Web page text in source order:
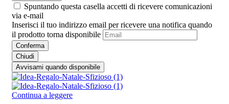
Spuntando questa casella accetti di ricevere comunicazioni
via e-mail
Inserisci il tuo indirizzo email per ricevere una notifica quando
il prodotto torna disponibile
Conferma
Chiudi
Avvisami quando disponibile
Continua a leggere